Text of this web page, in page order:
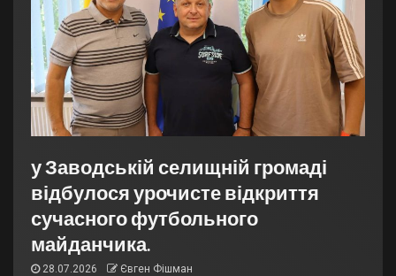
у Заводській селищній громаді
відбулося урочисте відкриття
сучасного футбольного
майданчика.
28.07.2026 Євген Фішман